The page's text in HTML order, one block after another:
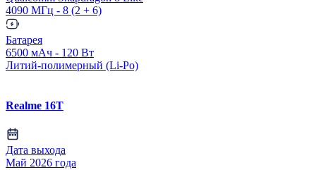
4090 МГц - 8 (2 + 6)
Батарея
6500 мАч - 120 Вт
Литий-полимерный (Li-Po)
Realme 16T
Дата выхода
Май 2026 года